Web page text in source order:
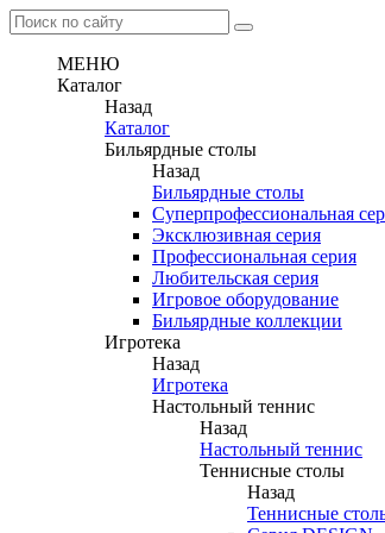
МЕНЮ
Каталог
Назад
Каталог
Бильярдные столы
Назад
Бильярдные столы
Суперпрофессиональная
Эксклюзивная серия
Профессиональная серия
Любительская серия
Игровое оборудование
Бильярдные коллекции
Игротека
Назад
Игротека
Настольный теннис
Назад
Настольный теннис
Теннисные столы
Назад
Теннисные